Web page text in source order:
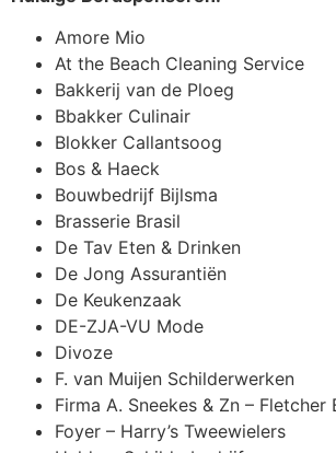
Amore Mio
At the Beach Cleaning Service
Bakkerij van de Ploeg
Bbakker Culinair
Blokker Callantsoog
Bos & Haeck
Bouwbedrijf Bijlsma
Brasserie Brasil
De Tav Eten & Drinken
De Jong Assurantiën
De Keukenzaak
DE-ZJA-VU Mode
Divoze
F. van Muijen Schilderwerken
Firma A. Sneekes & Zn – Fletcher
Foyer – Harry’s Tweewielers